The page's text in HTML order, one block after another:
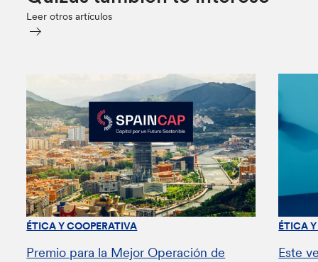
Leer otros artículos
ÉTICA Y COOPERATIVA
Premio para la Mejor Operación de
ÉTICA
Este